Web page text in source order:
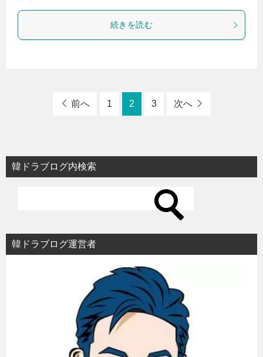
続きを読む
前へ 1 2 3 次へ
韓ドラブログ内検索
韓ドラブログ運営者